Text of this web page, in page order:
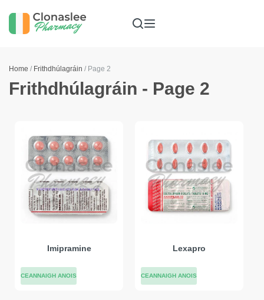
Home / Frithdhúlagráin / Page 2
Frithdhúlagráin - Page 2
Imipramine
CEANNAIGH ANOIS
Lexapro
CEANNAIGH ANOIS